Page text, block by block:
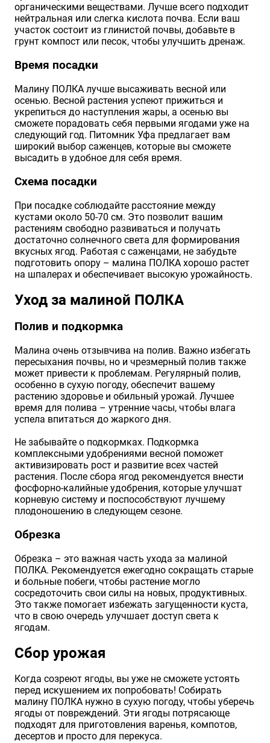
органическими веществами. Лучше всего подходит
нейтральная или слегка кислота почва. Если ваш
участок состоит из глинистой почвы, добавьте в
грунт компост или песок, чтобы улучшить дренаж.
Время посадки
Малину ПОЛКА лучше высаживать весной или
осенью. Весной растения успеют прижиться и
укрепиться до наступления жары, а осенью вы
сможете порадовать себя первыми ягодами уже на
следующий год. Питомник Уфа предлагает вам
широкий выбор саженцев, которые вы сможете
высадить в удобное для себя время.
Схема посадки
При посадке соблюдайте расстояние между
кустами около 50-70 см. Это позволит вашим
растениям свободно развиваться и получать
достаточно солнечного света для формирования
вкусных ягод. Работая с саженцами, не забудьте
подготовить опору – малина ПОЛКА хорошо растет
на шпалерах и обеспечивает высокую урожайность.
Уход за малиной ПОЛКА
Полив и подкормка
Малина очень отзывчива на полив. Важно избегать
пересыхания почвы, но и чрезмерный полив также
может привести к проблемам. Регулярный полив,
особенно в сухую погоду, обеспечит вашему
растению здоровье и обильный урожай. Лучшее
время для полива – утренние часы, чтобы влага
успела впитаться до жаркого дня.
Не забывайте о подкормках. Подкормка
комплексными удобрениями весной поможет
активизировать рост и развитие всех частей
растения. После сбора ягод рекомендуется внести
фосфорно-калийные удобрения, которые улучшат
корневую систему и поспособствуют лучшему
плодоношению в следующем сезоне.
Обрезка
Обрезка – это важная часть ухода за малиной
ПОЛКА. Рекомендуется ежегодно сокращать старые
и больные побеги, чтобы растение могло
сосредоточить свои силы на новых, продуктивных.
Это также помогает избежать загущенности куста,
что в свою очередь улучшает доступ света к
ягодам.
Сбор урожая
Когда созреют ягоды, вы уже не сможете устоять
перед искушением их попробовать! Собирать
малину ПОЛКА нужно в сухую погоду, чтобы уберечь
ягоды от повреждений. Эти ягоды потрясающе
подходят для приготовления варенья, компотов,
десертов и просто для перекуса.